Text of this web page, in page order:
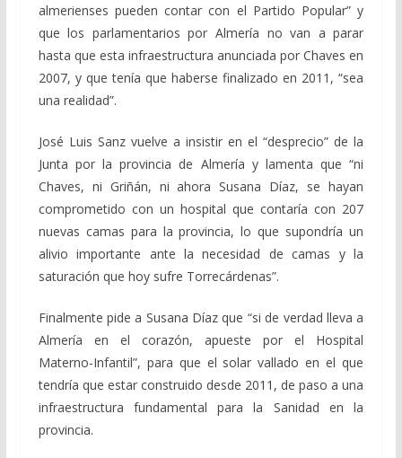
almerienses pueden contar con el Partido Popular” y
que los parlamentarios por Almería no van a parar
hasta que esta infraestructura anunciada por Chaves en
2007, y que tenía que haberse finalizado en 2011, “sea
una realidad”.
José Luis Sanz vuelve a insistir en el “desprecio” de la
Junta por la provincia de Almería y lamenta que “ni
Chaves, ni Griñán, ni ahora Susana Díaz, se hayan
comprometido con un hospital que contaría con 207
nuevas camas para la provincia, lo que supondría un
alivio importante ante la necesidad de camas y la
saturación que hoy sufre Torrecárdenas”.
Finalmente pide a Susana Díaz que “si de verdad lleva a
Almería en el corazón, apueste por el Hospital
Materno-Infantil”, para que el solar vallado en el que
tendría que estar construido desde 2011, de paso a una
infraestructura fundamental para la Sanidad en la
provincia.